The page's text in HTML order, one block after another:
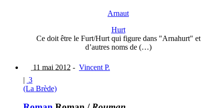
Arnaut
Hurt
Ce doit être le Furt/Hurt qui figure dans "Arnahurt" et
d’autres noms de (…)
11 mai 2012 - Vincent P.
| 3
(La Brède)